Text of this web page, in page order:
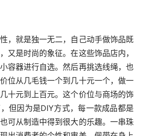
，就是独一无二，自己动手做饰品既
又是时尚的象征。在这些饰品店内，
容器进行自选。然后再挑选线绳，也
位从几毛钱一个到几十元一个，做一
十元到上百元。这个价位与商场的饰
但因为是DIY方式，每一款成品都是
可从制造中得到很大的乐趣。一串珠